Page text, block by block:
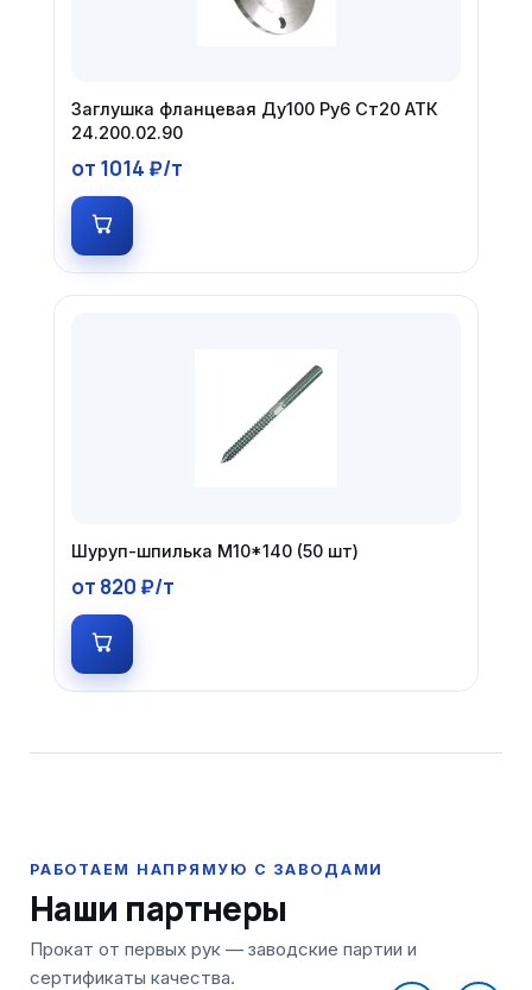
Заглушка фланцевая Ду100 Ру6 Ст20 АТК
24.200.02.90
от 1014 ₽/т
Шуруп-шпилька М10*140 (50 шт)
от 820 ₽/т
Наши партнеры